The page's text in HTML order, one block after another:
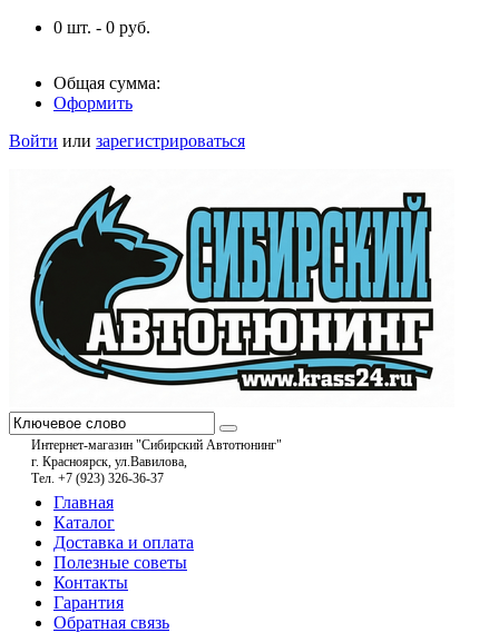
0 шт. - 0 руб.
Общая сумма:
Оформить
Войти или зарегистрироваться
Интернет-магазин "Сибирский Автотюнинг"
г. Красноярск, ул.Вавилова,
Тел. +7 (923) 326-36-37
Главная
Каталог
Доставка и оплата
Полезные советы
Контакты
Гарантия
Обратная связь